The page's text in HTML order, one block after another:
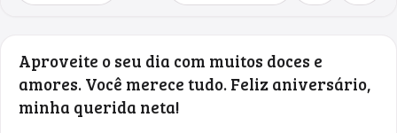
Aproveite o seu dia com muitos doces e
amores. Você merece tudo. Feliz aniversário,
minha querida neta!